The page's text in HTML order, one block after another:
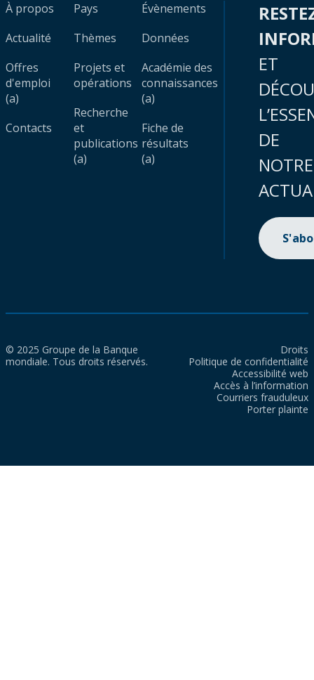
À propos
Actualité
Offres
d'emploi
(a)
Contacts
Pays
Thèmes
Projets et
opérations
Recherche
et
publications
(a)
Évènements
Données
Académie des
connaissances
(a)
Fiche de
résultats
(a)
ET
DE
NOTRE
© 2025 Groupe de la Banque
mondiale. Tous droits réservés.
Droits
Politique de confidentialité
Accessibilité web
Accès à l’information
Courriers frauduleux
Porter plainte